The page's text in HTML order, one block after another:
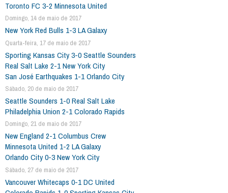
Toronto FC 3-2 Minnesota United
Domingo, 14 de maio de 2017
New York Red Bulls 1-3 LA Galaxy
Quarta-feira, 17 de maio de 2017
Sporting Kansas City 3-0 Seattle Sounders
Real Salt Lake 2-1 New York City
San José Earthquakes 1-1 Orlando City
Sábado, 20 de maio de 2017
Seattle Sounders 1-0 Real Salt Lake
Philadelphia Union 2-1 Colorado Rapids
Domingo, 21 de maio de 2017
New England 2-1 Columbus Crew
Minnesota United 1-2 LA Galaxy
Orlando City 0-3 New York City
Sábado, 27 de maio de 2017
Vancouver Whitecaps 0-1 DC United